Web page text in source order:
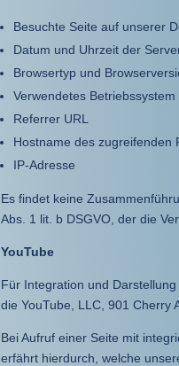
Besuchte Seite auf unserer
Datum und Uhrzeit der
Browsertyp und
Verwendetes Betriebssystem
Referrer URL
Hostname des zugreifenden
IP-Adresse
Es findet keine
Abs. 1 lit. b DSGVO, der die
YouTube
Für Integration und
die YouTube, LLC, 901 Cherry
Bei Aufruf einer Seite mit
erfährt hierdurch, welche